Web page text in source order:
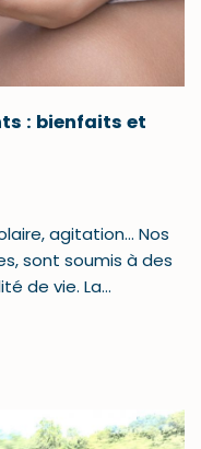
: bienfaits et
agitation… Nos
sont soumis à des
de vie. La…